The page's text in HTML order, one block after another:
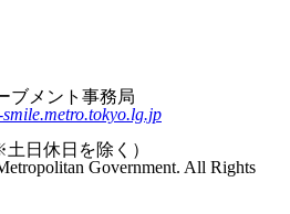
ブメント事務局
日休日を除く）
Government. All Rights